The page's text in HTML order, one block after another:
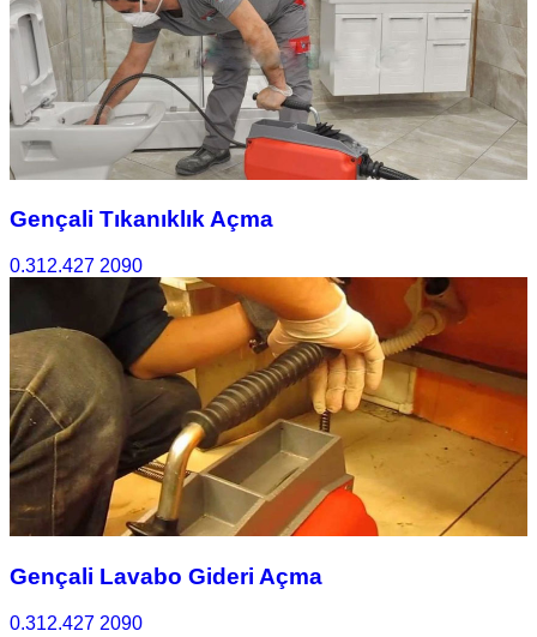
Gençali Tıkanıklık Açma
0.312.427 2090
Gençali Lavabo Gideri Açma
0.312.427 2090